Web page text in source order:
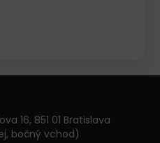
16, 851 01 Bratislava
bočný vchod)